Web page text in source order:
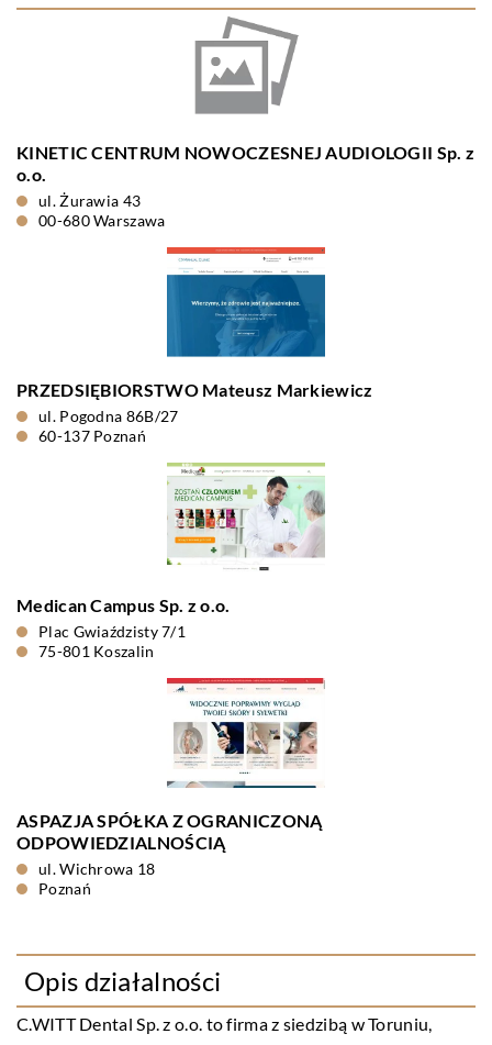
KINETIC CENTRUM NOWOCZESNEJ AUDIOLOGII Sp. z
o.o.
ul. Żurawia 43
00-680 Warszawa
PRZEDSIĘBIORSTWO Mateusz Markiewicz
ul. Pogodna 86B/27
60-137 Poznań
Medican Campus Sp. z o.o.
Plac Gwiaździsty 7/1
75-801 Koszalin
ASPAZJA SPÓŁKA Z OGRANICZONĄ
ODPOWIEDZIALNOŚCIĄ
ul. Wichrowa 18
Poznań
Opis działalności
C.WITT Dental Sp. z o.o. to firma z siedzibą w Toruniu,